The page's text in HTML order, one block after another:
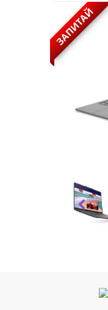
/
21BM
PRO
21BM
ЗАПИТАЙ